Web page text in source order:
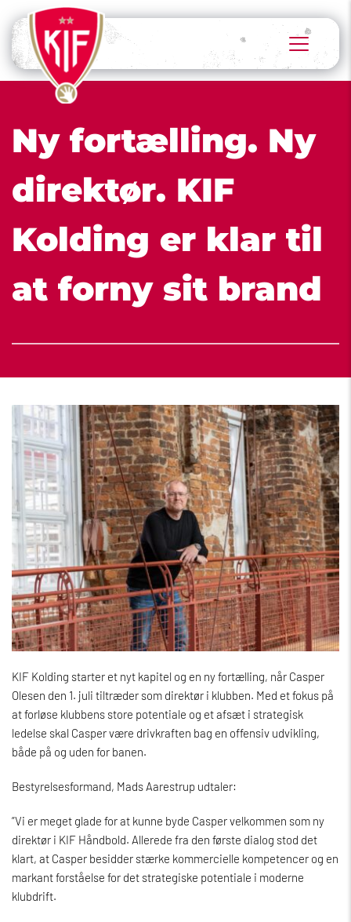
Ny fortælling. Ny
direktør. KIF
Kolding er klar til
at forny sit brand
KIF Kolding starter et nyt kapitel og en ny fortælling, når Casper
Olesen den 1. juli tiltræder som direktør i klubben. Med et fokus på
at forløse klubbens store potentiale og et afsæt i strategisk
ledelse skal Casper være drivkraften bag en offensiv udvikling,
både på og uden for banen.
Bestyrelsesformand, Mads Aarestrup udtaler:
”Vi er meget glade for at kunne byde Casper velkommen som ny
direktør i KIF Håndbold. Allerede fra den første dialog stod det
klart, at Casper besidder stærke kommercielle kompetencer og en
markant forståelse for det strategiske potentiale i moderne
klubdrift.